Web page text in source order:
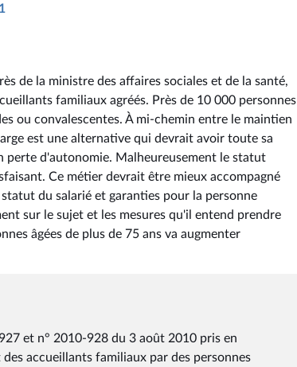
de la ministre des affaires sociales et de la santé,
familiaux agréés. Près de 10 000 personnes
ou convalescentes. À mi-chemin entre le maintien
est une alternative qui devrait avoir toute sa
perte d'autonomie. Malheureusement le statut
Ce métier devrait être mieux accompagné
du salarié et garanties pour la personne
sur le sujet et les mesures qu'il entend prendre
âgées de plus de 75 ans va augmenter
et n° 2010-928 du 3 août 2010 pris en
accueillants familiaux par des personnes